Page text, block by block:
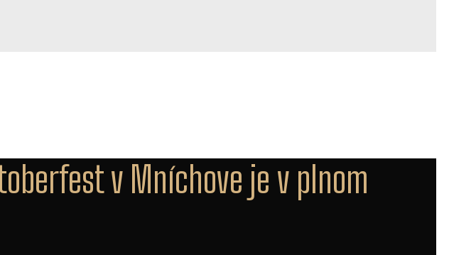
v Mníchove je v plnom